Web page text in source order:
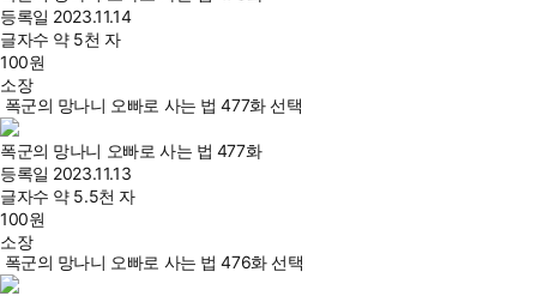
등록일 2023.11.14
글자수 약 5천 자
100원
소장
폭군의 망나니 오빠로 사는 법 477화 선택
폭군의 망나니 오빠로 사는 법 477화
등록일 2023.11.13
글자수 약 5.5천 자
100원
소장
폭군의 망나니 오빠로 사는 법 476화 선택